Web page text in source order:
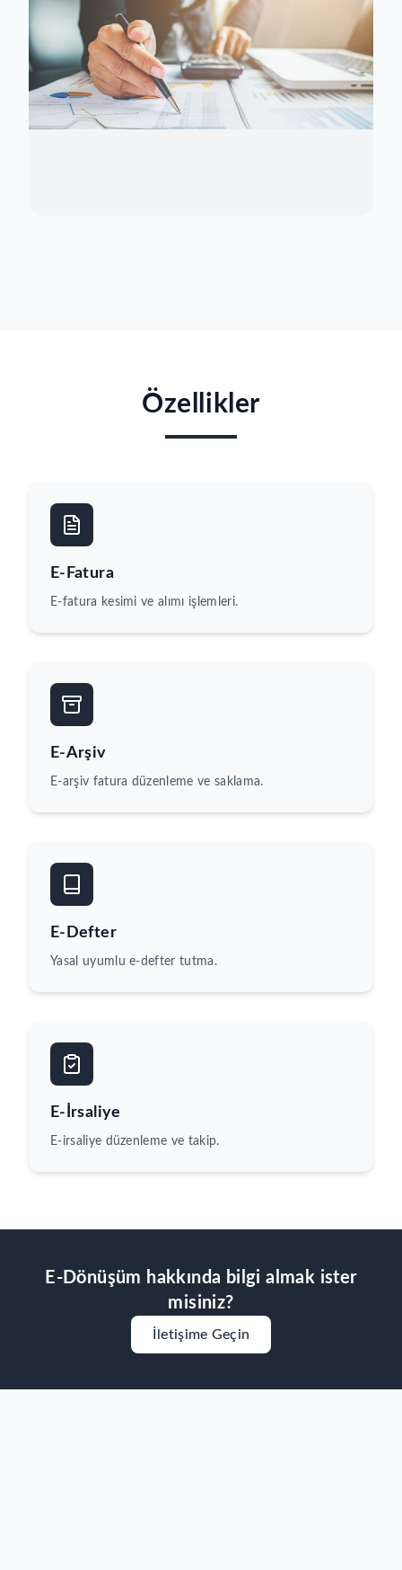
Özellikler
E-Fatura
E-fatura kesimi ve alımı işlemleri.
E-Arşiv
E-arşiv fatura düzenleme ve saklama.
E-Defter
Yasal uyumlu e-defter tutma.
E-İrsaliye
E-irsaliye düzenleme ve takip.
E-Dönüşüm hakkında bilgi almak ister
misiniz?
İletişime Geçin